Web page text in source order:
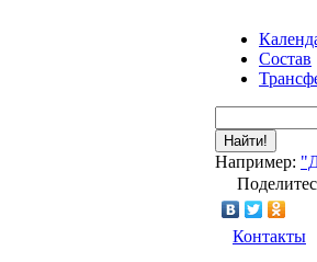
Состав
Найти!
Например:
Контакты